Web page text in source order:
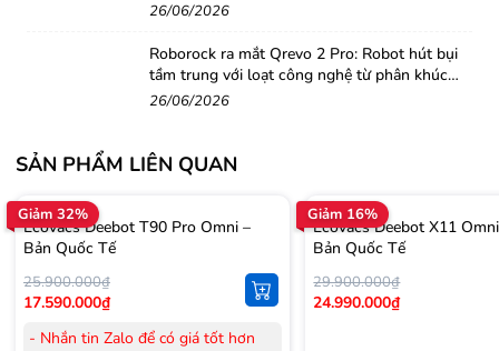
26/06/2026
Roborock ra mắt Qrevo 2 Pro: Robot hút bụi
tầm trung với loạt công nghệ từ phân khúc
cao cấp
26/06/2026
SẢN PHẨM LIÊN QUAN
Giảm 32%
Ecovacs Deebot T90 Pro Omni –
Bản Quốc Tế
25.900.000₫
17.590.000₫
- Nhắn tin Zalo để có giá tốt hơn
Giảm 16%
Ecovacs Deebot X11
Bản Quốc Tế
29.900.000₫
24.990.000₫